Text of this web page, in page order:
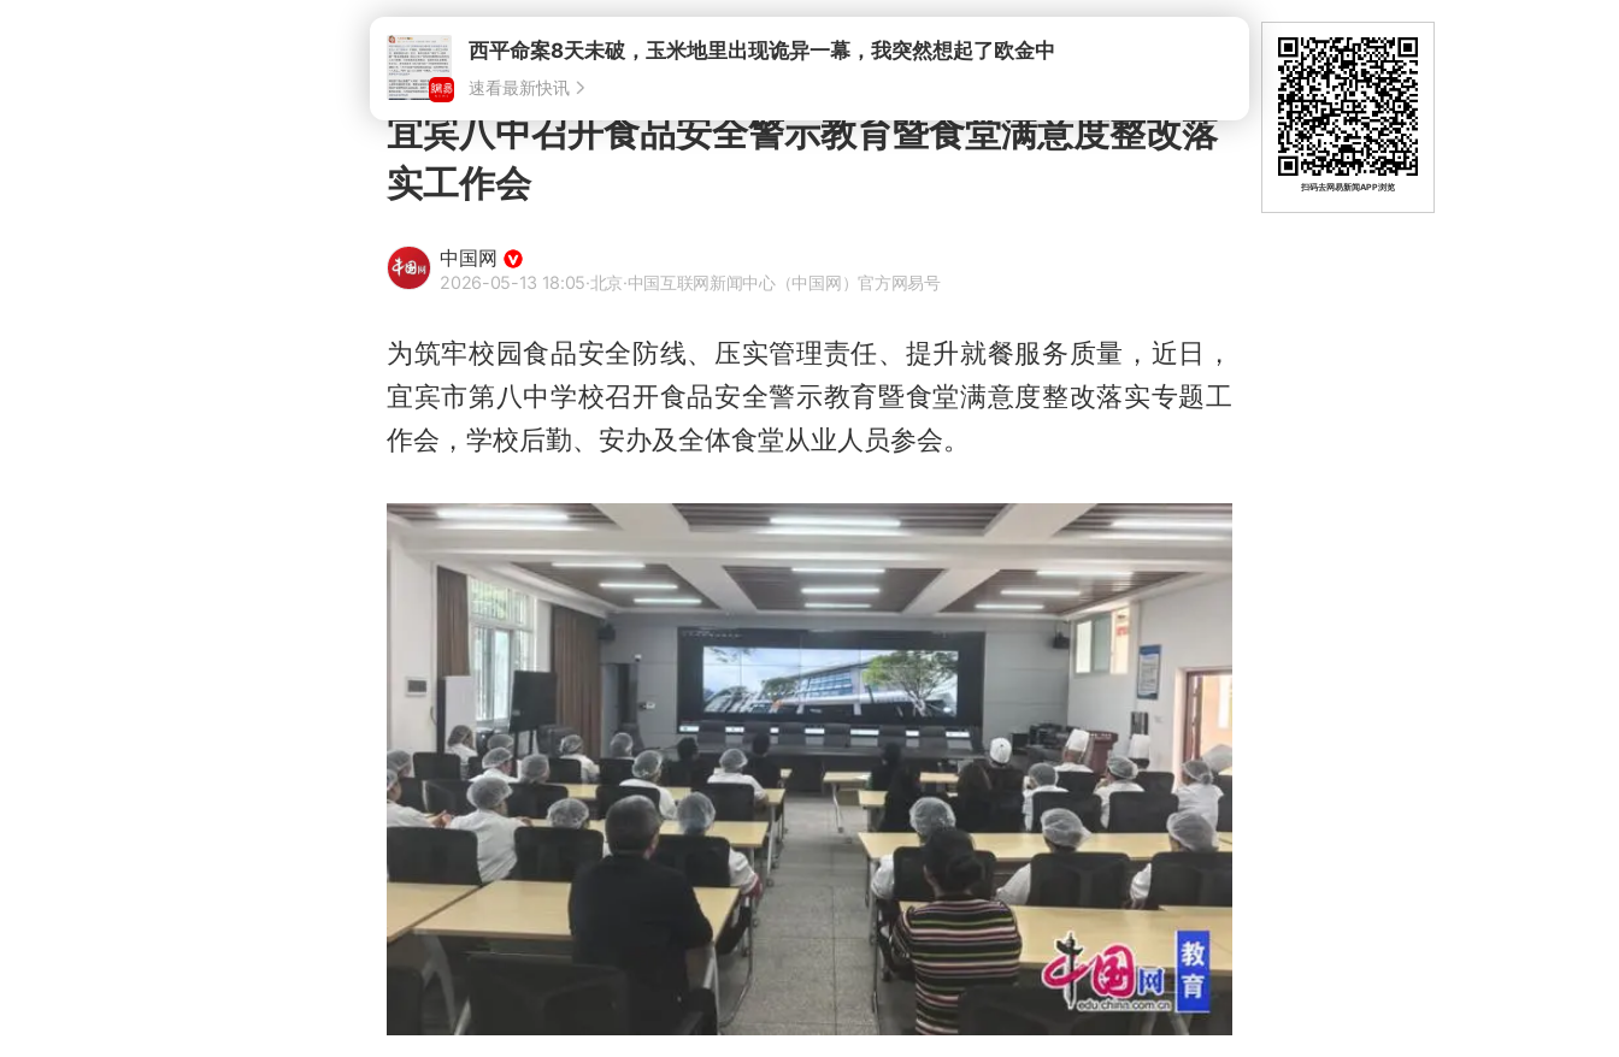
宜宾八中召开食品安全警示教育暨食堂满意度整改落
实工作会
中国网
2026-05-13 18:05·北京·中国互联网新闻中心（中国网）官方网易号
为筑牢校园食品安全防线、压实管理责任、提升就餐服务质量，近日，
宜宾市第八中学校召开食品安全警示教育暨食堂满意度整改落实专题工
作会，学校后勤、安办及全体食堂从业人员参会。
扫码去网易新闻APP浏览